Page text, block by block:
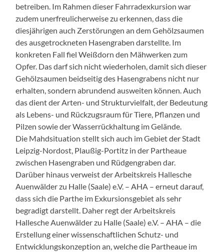
betreiben. Im Rahmen dieser Fahrradexkursion war
zudem unerfreulicherweise zu erkennen, dass die
diesjährigen auch Zerstörungen an dem Gehölzsaumen
des ausgetrockneten Hasengraben darstellte. Im
konkreten Fall fiel Weißdorn den Mähwerken zum
Opfer. Das darf sich nicht wiederholen, damit sich dieser
Gehölzsaumen beidseitig des Hasengrabens nicht nur
erhalten, sondern abrundend ausweiten können. Auch
das dient der Arten- und Strukturvielfalt, der Bedeutung
als Lebens- und Rückzugsraum für Tiere, Pflanzen und
Pilzen sowie der Wasserrückhaltung im Gelände.
Die Mahdsituation stellt sich auch im Gebiet der Stadt
Leipzig-Nordost, Plaußig-Portitz in der Partheaue
zwischen Hasengraben und Rüdgengraben dar.
Darüber hinaus verweist der Arbeitskreis Hallesche
Auenwälder zu Halle (Saale) e.V. – AHA – erneut darauf,
dass sich die Parthe im Exkursionsgebiet als sehr
begradigt darstellt. Daher regt der Arbeitskreis
Hallesche Auenwälder zu Halle (Saale) e.V. – AHA – die
Erstellung einer wissenschaftlichen Schutz- und
Entwicklungskonzeption an, welche die Partheaue im